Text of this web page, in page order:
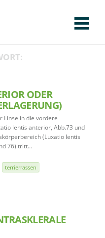
ODER
Linse in die vordere
lentis anterior, Abb.73 und
(Luxatio lentis
76) tritt…
terrierrassen